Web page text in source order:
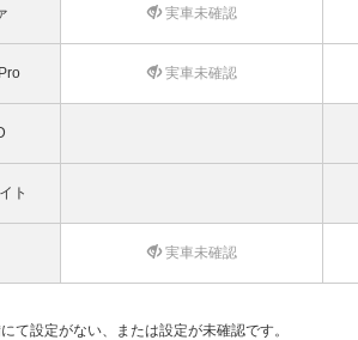
実車未確認
実車未確認
ト
実車未確認
て設定がない、または設定が未確認です。